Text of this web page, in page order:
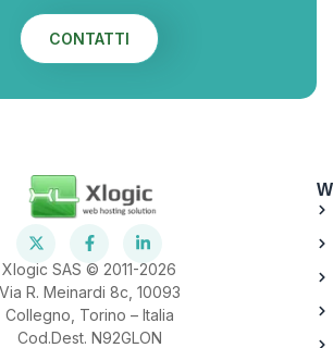
CONTATTI
Xlogic SAS © 2011-2026
Via R. Meinardi 8c, 10093
Collegno, Torino – Italia
Cod.Dest. N92GLON